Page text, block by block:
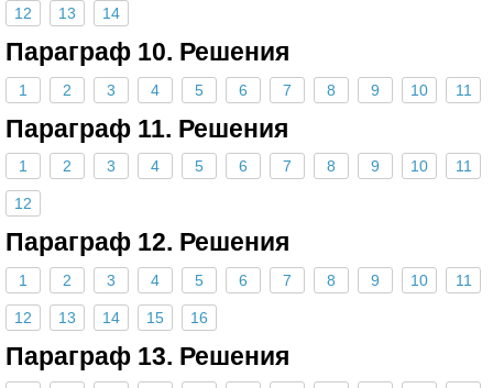
12 13 14
Параграф 10. Решения
1 2 3 4 5 6 7 8 9 10 11
Параграф 11. Решения
1 2 3 4 5 6 7 8 9 10 11
12
Параграф 12. Решения
1 2 3 4 5 6 7 8 9 10 11
12 13 14 15 16
Параграф 13. Решения